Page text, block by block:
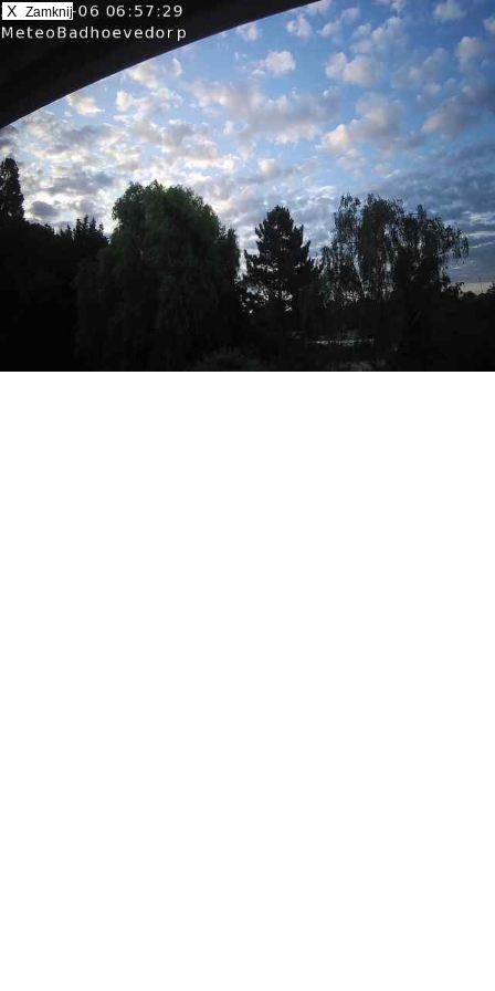
X Zamknij